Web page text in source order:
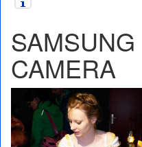
CAMERA